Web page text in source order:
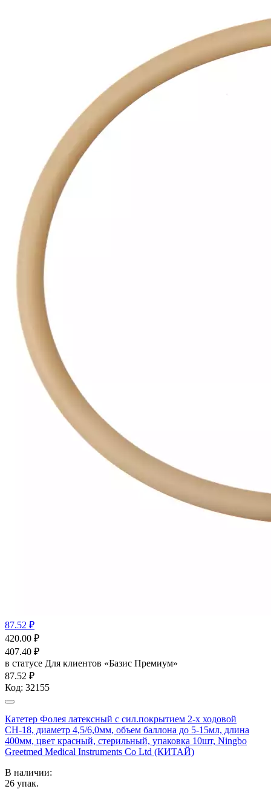
87.52 ₽
420.00 ₽
407.40 ₽
в статусе Для клиентов «Базис Премиум»
87.52 ₽
Код: 32155
Катетер Фолея латексный с сил.покрытием 2-х ходовой
СН-18, диаметр 4,5/6,0мм, объем баллона до 5-15мл, длина
400мм, цвет красный, стерильный, упаковка 10шт, Ningbo
Greetmed Medical Instruments Co Ltd (КИТАЙ)
В наличии:
26 упак.